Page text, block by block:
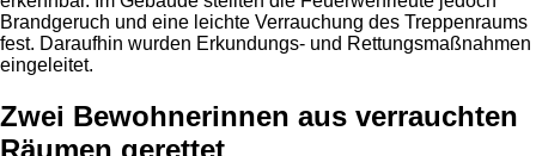
Brandgeruch und eine leichte Verrauchung des Treppenraums
fest. Daraufhin wurden Erkundungs- und Rettungsmaßnahmen
eingeleitet.
Zwei Bewohnerinnen aus verrauchten